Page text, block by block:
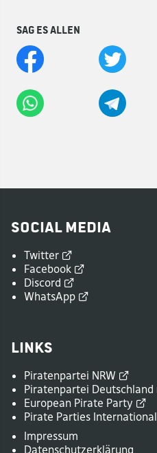
Sag es allen
Social Media
Twitter
Facebook
Discord
WhatsApp
Links
Piratenpartei NRW
Piratenpartei Deutschland
European Pirate Party
Pirate Parties International
Impressum
Datenschutzerklärung